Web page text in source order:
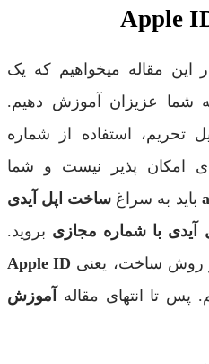
این مقاله میخواهیم که یک
شما عزیزان آموزش دهیم.
تحریم، استفاده از شماره
امکان پذیر نیست و شما
باید به سراغ ساخت اپل آیدی
آیدی با شماره مجازی بروید.
روش ساخت، یعنی Apple ID
پس تا انتهای مقاله
آموزش